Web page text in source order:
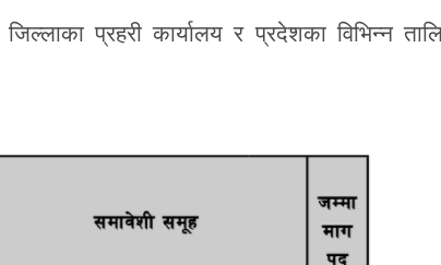
प्रहरी कार्यालय र प्रदेशका विभिन्न